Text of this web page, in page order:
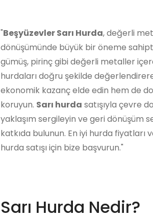
"Beşyüzevler Sarı Hurda, değerli
dönüşümünde büyük bir öneme
gümüş, pirinç gibi değerli metaller
hurdaları doğru şekilde
ekonomik kazanç elde edin hem de
koruyun. Sarı hurda satışıyla çevre
yaklaşım sergileyin ve geri dönüşüm
katkıda bulunun. En iyi hurda fiyatları
hurda satışı için bize başvurun."
Sarı Hurda Nedir?